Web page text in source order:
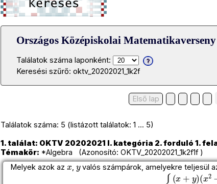
Országos Középiskolai
Találatok száma laponként:
Keresési szűrő: oktv_20202021_1k2f
Első lap
Találatok száma: 5 (listázott találatok: 1 ... 5)
1. találat: OKTV 20202021 I. kategória 2. forduló 1.
Témakör: *Algebra (Azonosító: OKTV_20202021_1k2f1f )
Melyek azok az
x
,
y
valós számpárok, amelyekre teljesül
{(x+
(x 2−y2)=
(x2+y2